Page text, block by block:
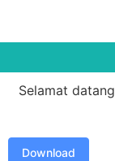
Selamat
Download